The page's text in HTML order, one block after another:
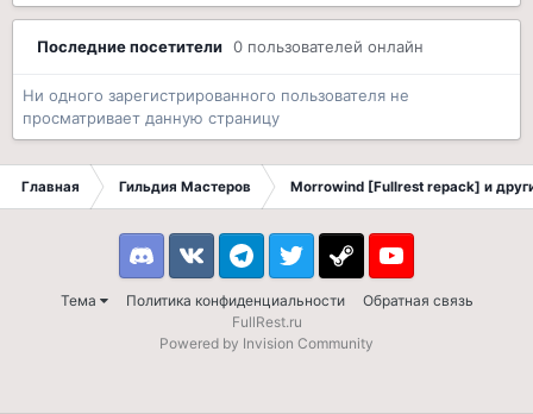
Последние посетители 0 пользователей онлайн
Ни одного зарегистрированного пользователя не
просматривает данную страницу
Главная Гильдия Мастеров Morrowind [Fullrest repack] и
Тема Политика конфиденциальности Обратная связь
DiscordVK TelegramTwitter Steam Youtube
FullRest.ru
Powered by Invision Community